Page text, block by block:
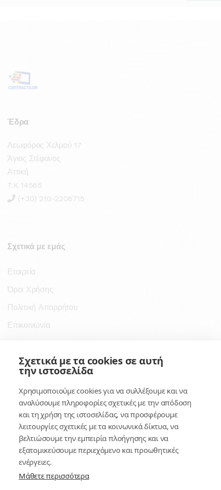
Έδρα
Λεωφόρος Χελμού 17
Άγιος Στέφανος
Αττική
T.K 14565
(+30) 210-2206715
Σχετικά με εμάς
Εταιρεία
Όροι Χρήσης
Πολιτική Απορρήτου
Επικοινωνία
Σύνδεσμοι
Κέντρο Γνώσης
Πλατφόρμα
Εγγραφή
Για δημοσίους υπαλλήλους
Σχετικά με τα cookies σε αυτή
την ιστοσελίδα
Χρησιμοποιούμε cookies για να συλλέξουμε και να
αναλύσουμε πληροφορίες σχετικές με την απόδοση
και τη χρήση της ιστοσελίδας, να προσφέρουμε
λειτουργίες σχετικές με τα κοινωνικά δίκτυα, να
βελτιώσουμε την εμπειρία πλοήγησης και να
εξατομικεύσουμε περιεχόμενο και προωθητικές
ενέργειες.
Μάθετε περισσότερα